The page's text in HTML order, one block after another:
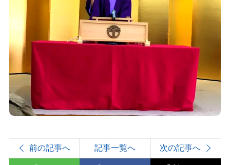
前の記事へ 記事一覧へ 次の記事へ